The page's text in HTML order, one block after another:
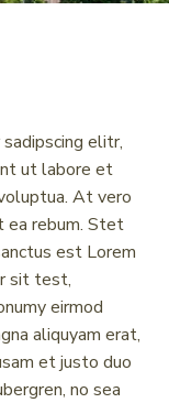
werden
reduziert:
Uhr
elitr,
ut labore et
At vero
ea rebum. Stet
est Lorem
sit test,
eirmod
aliquyam erat,
et justo duo
no sea